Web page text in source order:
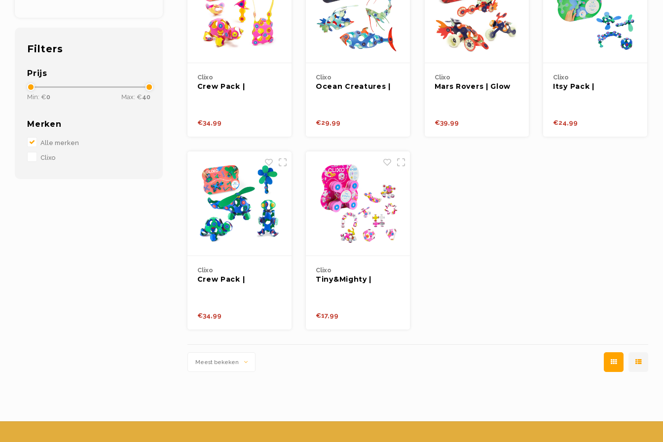
Filters
Prijs
Min: €0 Max: €40
Merken
Alle merken
Clixo
Clixo
Crew Pack |
€34,99
Clixo
Ocean Creatures |
€29,99
Clixo
Mars Rovers | Glow
€39,99
Clixo
Itsy Pack |
€24,99
Clixo
Crew Pack |
€34,99
Clixo
Tiny&Mighty |
€17,99
Meest bekeken